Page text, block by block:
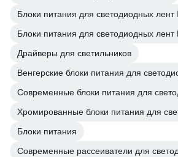
Блоки питания для светодиодных лент
Блоки питания для светодиодных лент
Драйверы для светильников
Венгерские блоки питания для
Современные блоки питания для
Хромированные блоки питания для
Блоки питания
Современные рассеиватели для